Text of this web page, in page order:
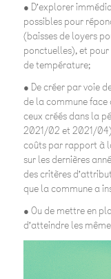
● D’explorer
possibles pour
(baisses de loyers
ponctuelles), et
de température;
● De créer par voie
de la commune face
ceux créés dans la
2021/02 et 2021/
coûts par rapport à
sur les dernières
des critères
que la commune a
● Ou de mettre en
d’atteindre les